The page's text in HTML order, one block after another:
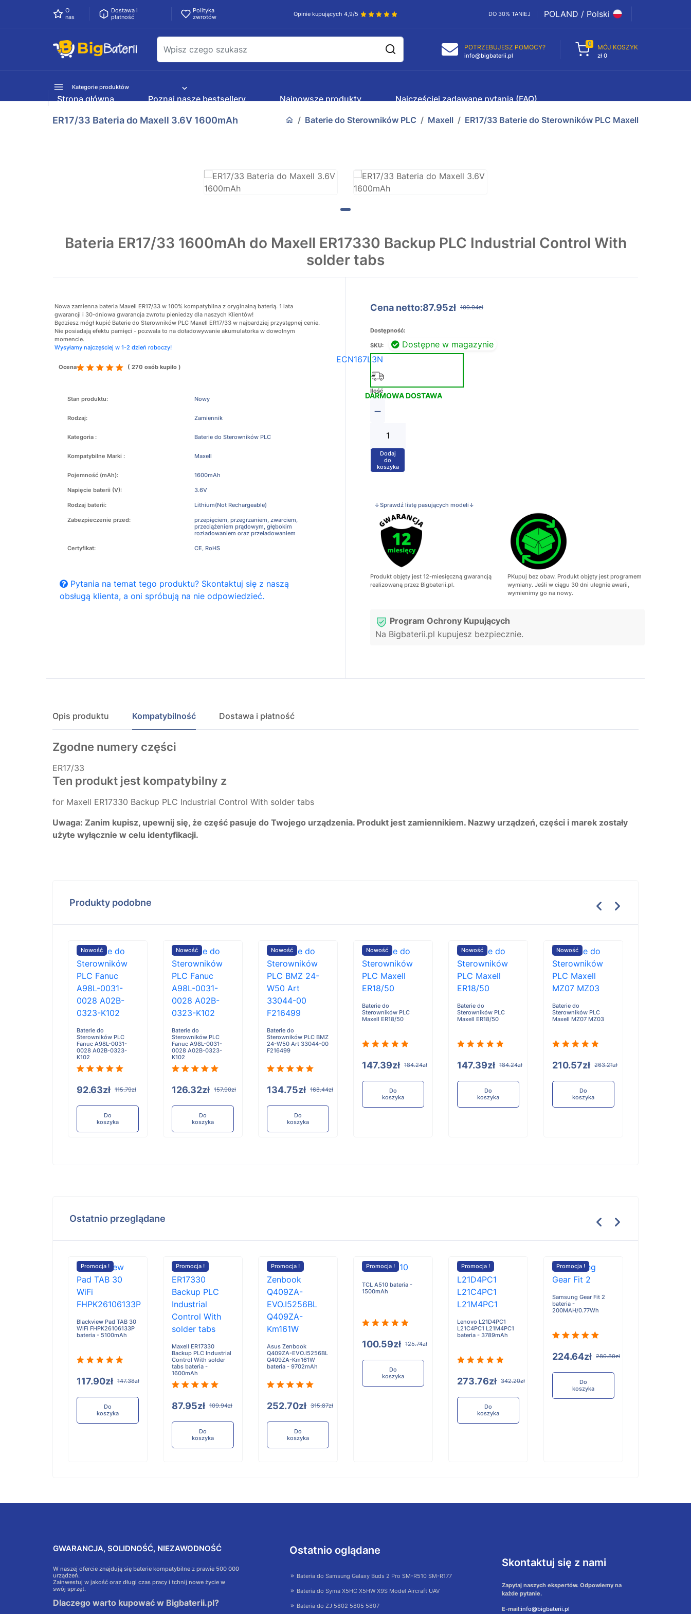
O
nas
Dostawa i
płatność
Polityka
zwrotów
Opinie kupujących 4,9/5 DO 30% TANIEJ POLAND / Polski
POTRZEBUJESZ POMOCY?
info@bigbaterii.pl
0 MÓJ KOSZYK
zł 0
Kategorie produktów
Strona główna Poznaj nasze bestsellery Najnowsze produkty Najczęściej zadawane pytania (FAQ)
ER17/33 Bateria do Maxell 3.6V 1600mAh Baterie do Sterowników PLC Maxell ER17/33 Baterie do Sterowników PLC Maxell
Bateria ER17/33 1600mAh do Maxell ER17330 Backup PLC Industrial Control With
solder tabs
Nowa zamienna bateria Maxell ER17/33 w 100% kompatybilna z oryginalną baterią. 1 lata
gwarancji i 30-dniowa gwarancja zwrotu pieniedzy dla naszych Klientów!
Będziesz mógł kupić Baterie do Sterowników PLC Maxell ER17/33 w najbardziej przystępnej cenie.
Nie posiadają efektu pamięci - pozwala to na doładowywanie akumulatorka w dowolnym
momencie.
Wysyłamy najczęściej w 1-2 dzień roboczy!
Ocena ( 270 osób kupiło )
Stan produktu: Nowy
Rodzaj: Zamiennik
Kategoria : Baterie do Sterowników PLC
Kompatybilne Marki : Maxell
Pojemność (mAh): 1600mAh
Napięcie baterii (V): 3.6V
Rodzaj baterii: Lithium(Not Rechargeable)
Zabezpieczenie przed:
przepięciem, przegrzaniem, zwarciem,
przeciążeniem prądowym, głębokim
rozładowaniem oraz przeładowaniem
Certyfikat: CE, RoHS
Pytania na temat tego produktu? Skontaktuj się z naszą
obsługą klienta, a oni spróbują na nie odpowiedzieć.
Cena netto:87.95zł 109.94zł
Dostępność:
Dostępne w magazynie
SKU:
ECN167L3N
DARMOWA DOSTAWA
Ilość
−
+
Dodaj
do
koszyka
↓Sprawdź listę pasujących modeli↓
Produkt objęty jest 12-miesięczną gwarancją
realizowaną przez Bigbaterii.pl.
PKupuj bez obaw. Produkt objęty jest programem
wymiany. Jeśli w ciągu 30 dni ulegnie awarii,
wymienimy go na nowy.
Program Ochrony Kupujących
Na Bigbaterii.pl kupujesz bezpiecznie.
Opis produktu Kompatybilność Dostawa i płatność
Zgodne numery części
ER17/33
Ten produkt jest kompatybilny z
for Maxell ER17330 Backup PLC Industrial Control With solder tabs
Uwaga: Zanim kupisz, upewnij się, że część pasuje do Twojego urządzenia. Produkt jest zamiennikiem. Nazwy urządzeń, części i marek zostały
użyte wyłącznie w celu identyfikacji.
Produkty podobne
Nowość
Baterie do
Sterowników PLC
Fanuc A98L-0031-
0028 A02B-0323-
K102
92.63zł 115.79zł
Do
koszyka
Nowość
Baterie do
Sterowników PLC
Fanuc A98L-0031-
0028 A02B-0323-
K102
126.32zł 157.90zł
Do
koszyka
Nowość
Baterie do
Sterowników PLC BMZ
24-W50 Art 33044-00
F216499
134.75zł 168.44zł
Do
koszyka
Nowość
Baterie do
Sterowników PLC
Maxell ER18/50
147.39zł 184.24zł
Do
koszyka
Nowość
Baterie do
Sterowników PLC
Maxell ER18/50
147.39zł 184.24zł
Do
koszyka
Nowość
Baterie do
Sterowników PLC
Maxell MZ07 MZ03
210.57zł 263.21zł
Do
koszyka
Ostatnio przeglądane
Promocja !
Blackview Pad TAB 30
WiFi FHPK26106133P
bateria - 5100mAh
117.90zł 147.38zł
Do
koszyka
Promocja !
Maxell ER17330
Backup PLC Industrial
Control With solder
tabs bateria -
1600mAh
87.95zł 109.94zł
Do
koszyka
Promocja !
Asus Zenbook
Q409ZA-EVO.I5256BL
Q409ZA-Km161W
bateria - 9702mAh
252.70zł 315.87zł
Do
koszyka
Promocja !
TCL A510 bateria -
1500mAh
100.59zł 125.74zł
Do
koszyka
Promocja !
Lenovo L21D4PC1
L21C4PC1 L21M4PC1
bateria - 3789mAh
273.76zł 342.20zł
Do
koszyka
Promocja !
Samsung Gear Fit 2
bateria -
200MAH/0.77Wh
224.64zł 280.80zł
Do
koszyka
GWARANCJA, SOLIDNOŚĆ, NIEZAWODNOŚĆ
W naszej ofercie znajdują się baterie kompatybilne z prawie 500 000
urządzeń.
Zainwestuj w jakość oraz długi czas pracy i tchnij nowe życie w
swój sprzęt.
Dlaczego warto kupować w Bigbaterii.pl?
Ostatnio oglądane
Bateria do Samsung Galaxy Buds 2 Pro SM-R510 SM-R177
Bateria do Syma X5HC X5HW X9S Model Aircraft UAV
Bateria do ZJ 5802 5805 5807
Skontaktuj się z nami
Zapytaj naszych ekspertów. Odpowiemy na
każde pytanie.
E-mail:info@bigbaterii.pl